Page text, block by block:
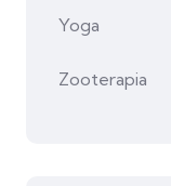
Yoga
Zooterapia